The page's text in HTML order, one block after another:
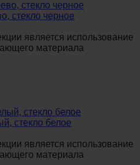
стекло черное
является использование
материала
стекло белое
является использование
материала